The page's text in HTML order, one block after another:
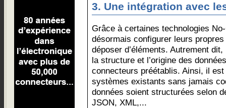
3. Une intégration avec
Grâce à certaines technologies
désormais configurer leurs
déposer d’éléments. Autrement
la structure et l’origine des
connecteurs préétablis. Ainsi, il
systèmes existants sans jamais
données soient structurées selon
JSON, XML,...